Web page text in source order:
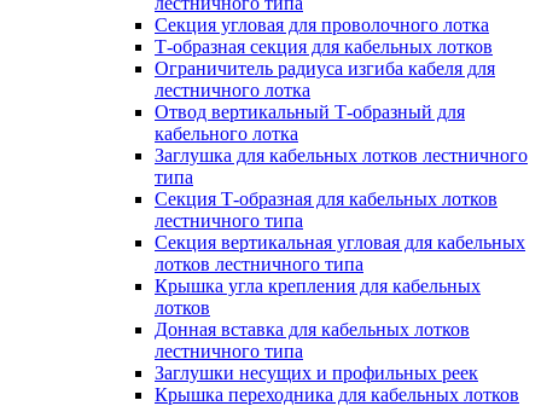
Секция угловая для проволочного лотка
Т-образная секция для кабельных лотков
Ограничитель радиуса изгиба кабеля для
лестничного лотка
Отвод вертикальный Т-образный для
кабельного лотка
Заглушка для кабельных лотков лестничного
типа
Секция Т-образная для кабельных лотков
лестничного типа
Секция вертикальная угловая для кабельных
лотков лестничного типа
Крышка угла крепления для кабельных
лотков
Донная вставка для кабельных лотков
лестничного типа
Заглушки несущих и профильных реек
Крышка переходника для кабельных лотков